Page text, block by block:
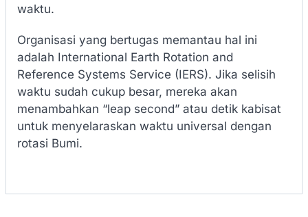
waktu.
Organisasi yang bertugas memantau hal ini
adalah International Earth Rotation and
Reference Systems Service (IERS). Jika selisih
waktu sudah cukup besar, mereka akan
menambahkan “leap second” atau detik kabisat
untuk menyelaraskan waktu universal dengan
rotasi Bumi.